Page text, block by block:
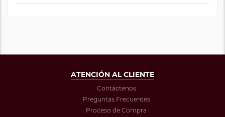
ATENCIÓN AL CLIENTE
Contáctenos
Preguntas Frecuentes
Proceso de Compra